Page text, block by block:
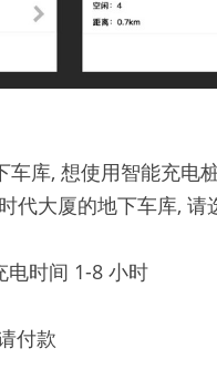
车库, 想使用智能充电
代大厦的地下车库, 请
电时间 1-8 小时
付款